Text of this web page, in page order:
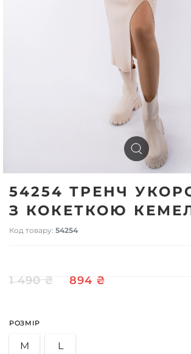
54254 ТРЕНЧ
З КОКЕТКОЮ
Код товару: 54254
1 490 ₴ 894 ₴
РОЗМІР
M L